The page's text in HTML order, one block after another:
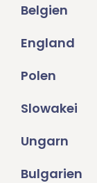
Belgien
England
Polen
Slowakei
Ungarn
Bulgarien